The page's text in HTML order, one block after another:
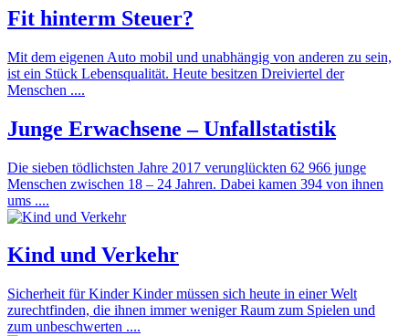
Fit hinterm Steuer?
Mit dem eigenen Auto mobil und unabhängig von anderen zu sein,
ist ein Stück Lebensqualität. Heute besitzen Dreiviertel der
Menschen ....
Junge Erwachsene – Unfallstatistik
Die sieben tödlichsten Jahre 2017 verunglückten 62 966 junge
Menschen zwischen 18 – 24 Jahren. Dabei kamen 394 von ihnen
ums ....
Kind und Verkehr
Sicherheit für Kinder Kinder müssen sich heute in einer Welt
zurechtfinden, die ihnen immer weniger Raum zum Spielen und
zum unbeschwerten ....